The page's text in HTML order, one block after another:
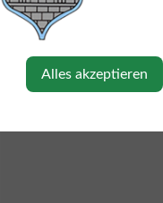
Alles akzeptieren